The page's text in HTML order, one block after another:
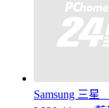
Samsung 三星